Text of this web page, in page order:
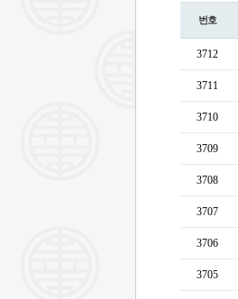
번호
3712
3711
3710
3709
3708
3707
3706
3705